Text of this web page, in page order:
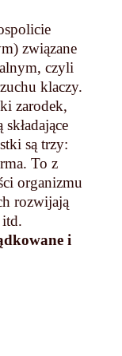
związane
czyli
klaczy.
zarodek,
są trzy:
To z
organizmu
rozwijają
itd.
i